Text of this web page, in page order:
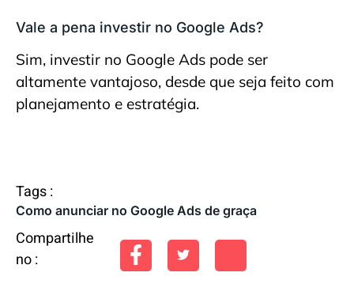
Vale a pena investir no Google Ads?
Sim, investir no Google Ads pode ser
altamente vantajoso, desde que seja feito com
planejamento e estratégia.
Tags :
Como anunciar no Google Ads de graça
Compartilhe
no :